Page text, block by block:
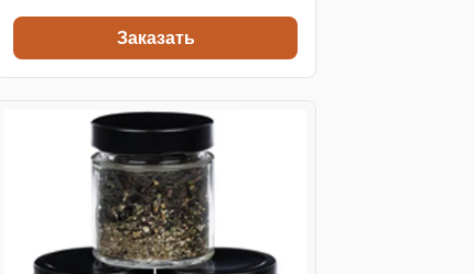
Заказать